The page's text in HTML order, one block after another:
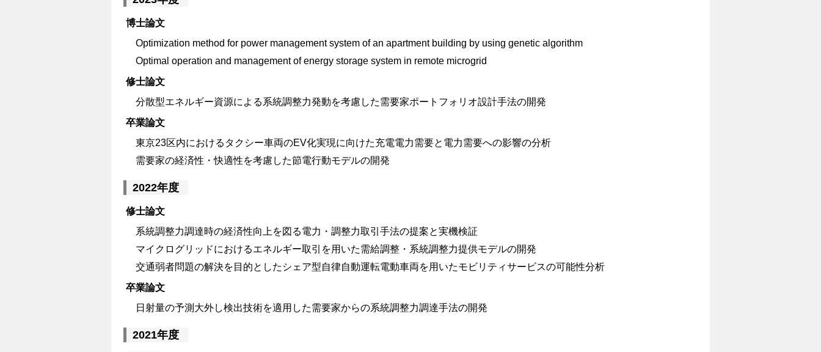
キ
ッ
プ
博士論文
Optimization method for power management system of an apartment building by using genetic algorithm
Optimal operation and management of energy storage system in remote microgrid
修士論文
分散型エネルギー資源による系統調整力発動を考慮した需要家ポートフォリオ設計手法の開発
卒業論文
東京23区内におけるタクシー車両のEV化実現に向けた充電電力需要と電力需要への影響の分析
需要家の経済性・快適性を考慮した節電行動モデルの開発
2022年度
修士論文
系統調整力調達時の経済性向上を図る電力・調整力取引手法の提案と実機検証
マイクログリッドにおけるエネルギー取引を用いた需給調整・系統調整力提供モデルの開発
交通弱者問題の解決を目的としたシェア型自律自動運転電動車両を用いたモビリティサービスの可能性分析
卒業論文
日射量の予測大外し検出技術を適用した需要家からの系統調整力調達手法の開発
2021年度